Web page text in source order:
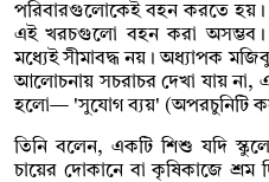
পরিবারগুলোকেই বহন করতে হয়।
এই খরচগুলো বহন করা অসম্ভব।
মধ্যেই সীমাবদ্ধ নয়। অধ্যাপক
আলোচনায় সচরাচর দেখা যায় না,
হলো— 'সুযোগ ব্যয়' (অপরচুনিটি
তিনি বলেন, একটি শিশু যদি
চায়ের দোকানে বা কৃষিকাজে